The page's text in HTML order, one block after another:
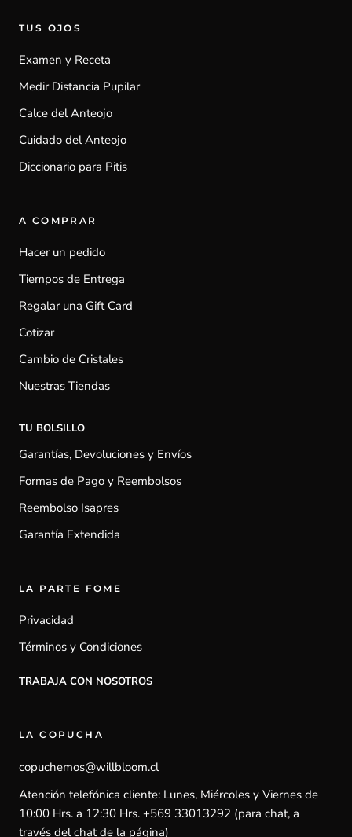
TUS OJOS
Examen y Receta
Medir Distancia Pupilar
Calce del Anteojo
Cuidado del Anteojo
Diccionario para Pitis
A COMPRAR
Hacer un pedido
Tiempos de Entrega
Regalar una Gift Card
Cotizar
Cambio de Cristales
Nuestras Tiendas
TU BOLSILLO
Garantías, Devoluciones y Envíos
Formas de Pago y Reembolsos
Reembolso Isapres
Garantía Extendida
LA PARTE FOME
Privacidad
Términos y Condiciones
TRABAJA CON NOSOTROS
LA COPUCHA
copuchemos@willbloom.cl
Atención telefónica cliente: Lunes, Miércoles y Viernes de
10:00 Hrs. a 12:30 Hrs. +569 33013292 (para chat, a
través del chat de la página)